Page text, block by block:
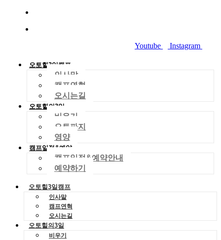
Youtube Instagram
오토힐3일캠프
인사말
캠프연혁
오시는길
오토힐의3일
비우기
오토파지
영양
캠프일정&예약
캠프일정&예약안내
예약하기
오토힐3일캠프
인사말
캠프연혁
오시는길
오토힐의3일
비우기